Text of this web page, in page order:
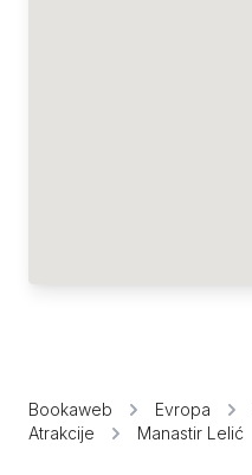
Bookaweb Evropa
Atrakcije
Manastir Lelić